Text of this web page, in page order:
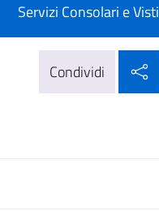
Servizi Consolari e Visti
Condividi